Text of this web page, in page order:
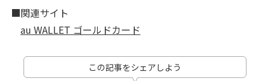
■関連サイト
au WALLET ゴールドカード
この記事をシェアしよう